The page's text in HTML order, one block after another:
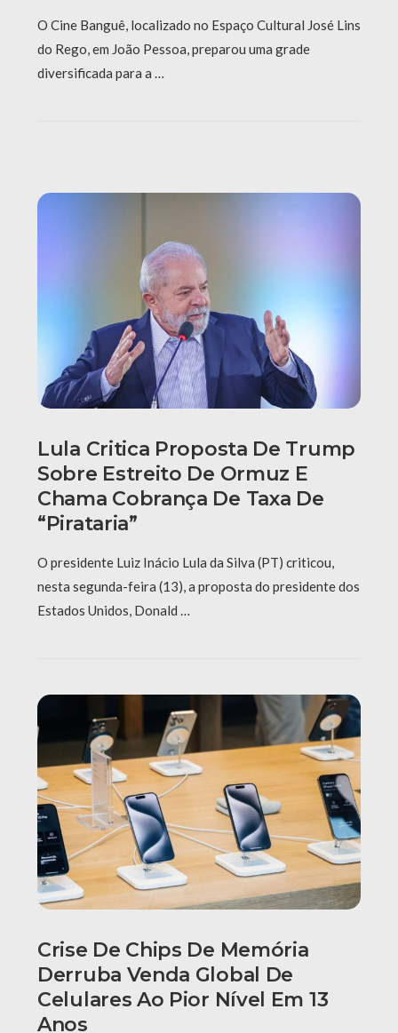
O Cine Banguê, localizado no Espaço Cultural José Lins
do Rego, em João Pessoa, preparou uma grade
diversificada para a …
Lula Critica Proposta De Trump
Sobre Estreito De Ormuz E
Chama Cobrança De Taxa De
“pirataria”
O presidente Luiz Inácio Lula da Silva (PT) criticou,
nesta segunda-feira (13), a proposta do presidente dos
Estados Unidos, Donald …
Crise De Chips De Memória
Derruba Venda Global De
Celulares Ao Pior Nível Em 13
Anos